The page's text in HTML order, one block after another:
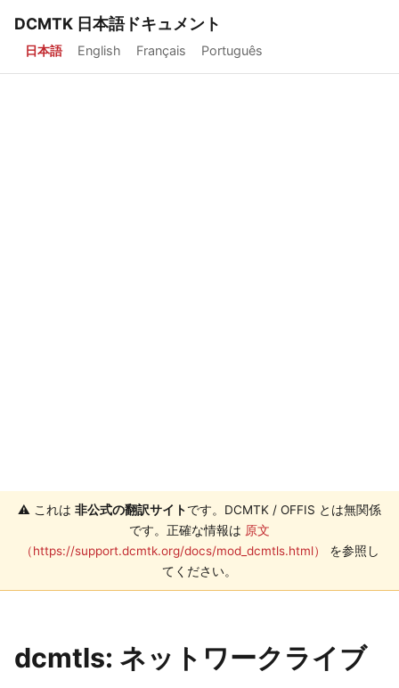
DCMTK 日本語ドキュメント
日本語 English Français Português
⚠️ これは 非公式の翻訳サイトです。DCMTK / OFFIS とは無関係
です。正確な情報は 原文
（https://support.dcmtk.org/docs/mod_dcmtls.html）
を参照し
てください。
dcmtls: ネットワークライブ